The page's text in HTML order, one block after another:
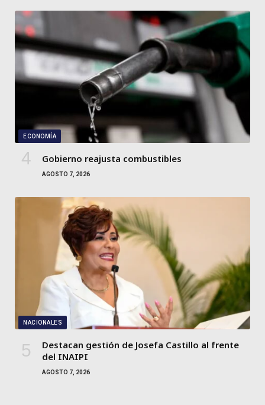
ECONOMÍA
Gobierno reajusta combustibles
AGOSTO 7, 2026
NACIONALES
Destacan gestión de Josefa Castillo al frente
del INAIPI
AGOSTO 7, 2026